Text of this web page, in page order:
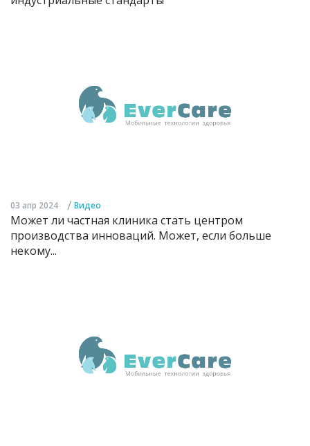
03 апр 2024 / Видео
Может ли частная клиника стать центром
производства инноваций. Может, если больше
некому...